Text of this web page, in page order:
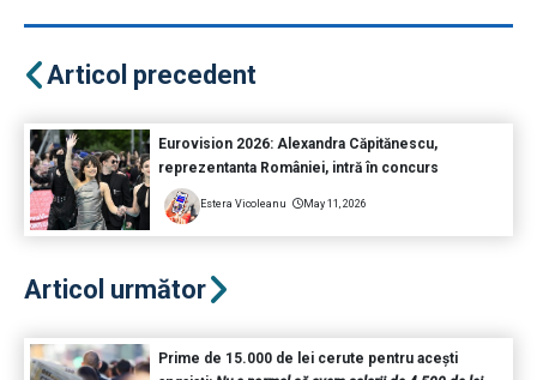
Articol precedent
Eurovision 2026: Alexandra Căpitănescu,
reprezentanta României, intră în concurs
Estera Vicoleanu May 11, 2026
Articol următor
Prime de 15.000 de lei cerute pentru acești